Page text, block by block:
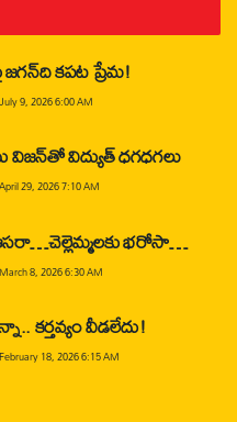
కపట ప్రేమ!
July 9, 2026 6:00 AM
విజన్‌తో విద్యుత్ ధగధగలు
April 29, 2026 7:10 AM
భరోసా…
March 8, 2026 6:30 AM
కర్తవ్యం వీడలేదు!
February 18, 2026 6:15 AM